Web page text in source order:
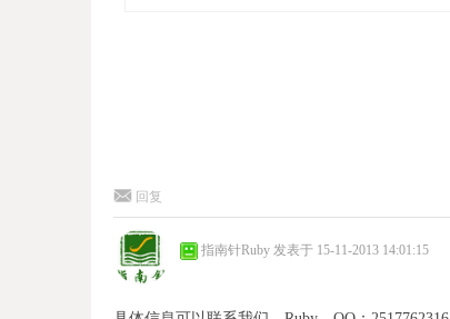
回复
指南针Ruby 发表于 15-11-2013 14:01:15